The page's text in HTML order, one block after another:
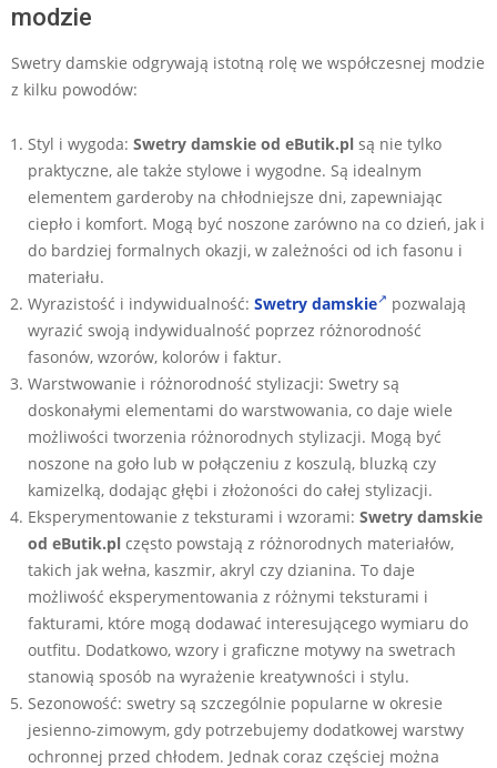
modzie
Swetry damskie odgrywają istotną rolę we współczesnej modzie
z kilku powodów:
Styl i wygoda: Swetry damskie od eButik.pl są nie tylko
praktyczne, ale także stylowe i wygodne. Są idealnym
elementem garderoby na chłodniejsze dni, zapewniając
ciepło i komfort. Mogą być noszone zarówno na co dzień, jak i
do bardziej formalnych okazji, w zależności od ich fasonu i
materiału.
Wyrazistość i indywidualność: Swetry damskie
pozwalają
wyrazić swoją indywidualność poprzez różnorodność
fasonów, wzorów, kolorów i faktur.
Warstwowanie i różnorodność stylizacji: Swetry są
doskonałymi elementami do warstwowania, co daje wiele
możliwości tworzenia różnorodnych stylizacji. Mogą być
noszone na goło lub w połączeniu z koszulą, bluzką czy
kamizelką, dodając głębi i złożoności do całej stylizacji.
Eksperymentowanie z teksturami i wzorami: Swetry damskie
od eButik.pl często powstają z różnorodnych materiałów,
takich jak wełna, kaszmir, akryl czy dzianina. To daje
możliwość eksperymentowania z różnymi teksturami i
fakturami, które mogą dodawać interesującego wymiaru do
outfitu. Dodatkowo, wzory i graficzne motywy na swetrach
stanowią sposób na wyrażenie kreatywności i stylu.
Sezonowość: swetry są szczególnie popularne w okresie
jesienno-zimowym, gdy potrzebujemy dodatkowej warstwy
ochronnej przed chłodem. Jednak coraz częściej można